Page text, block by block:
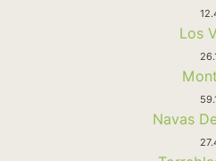
Los
Navas